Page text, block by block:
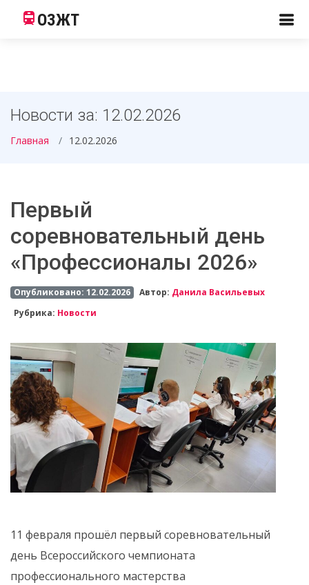
ОЗЖТ
Новости за: 12.02.2026
Главная 12.02.2026
Первый
соревновательный день
«Профессионалы 2026»
Опубликовано: 12.02.2026 Автор: Данила Васильевых
Рубрика: Новости
11 февраля прошёл первый соревновательный
день Всероссийского чемпионата
профессионального мастерства